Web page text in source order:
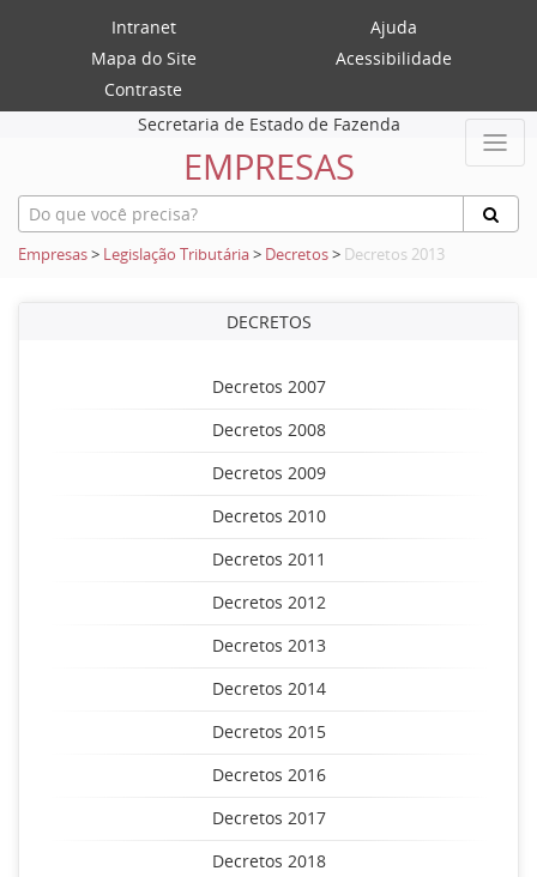
Intranet
Ajuda
Mapa do Site
Acessibilidade
Contraste
Secretaria de Estado de Fazenda
EMPRESAS
Empresas> Legislação Tributária> Decretos> Decretos 2013
DECRETOS
Decretos 2007
Decretos 2008
Decretos 2009
Decretos 2010
Decretos 2011
Decretos 2012
Decretos 2013
Decretos 2014
Decretos 2015
Decretos 2016
Decretos 2017
Decretos 2018